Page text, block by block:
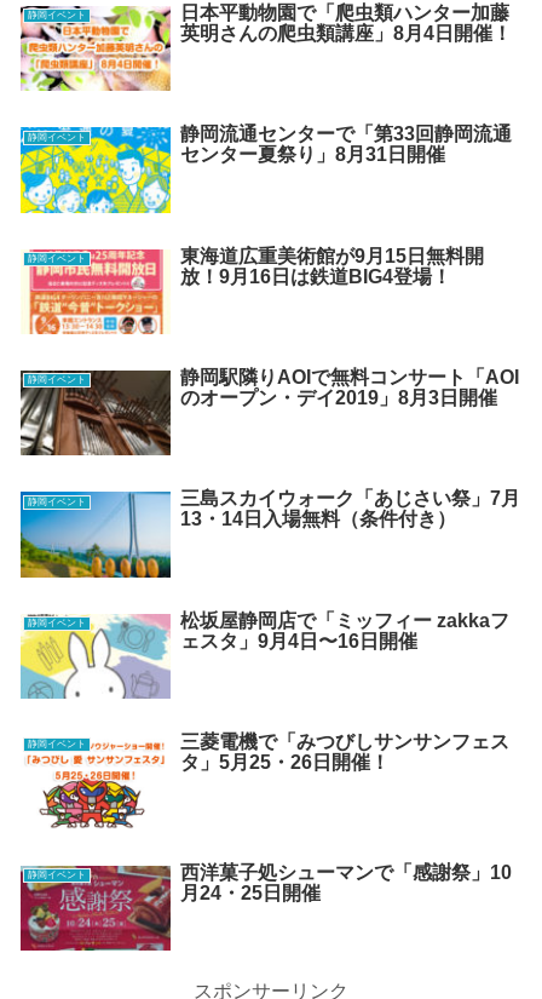
静岡イベント
日本平動物園で「爬虫類ハンター加藤
英明さんの爬虫類講座」8月4日開催！
静岡イベント
静岡流通センターで「第33回静岡流通
センター夏祭り」8月31日開催
静岡イベント
東海道広重美術館が9月15日無料開
放！9月16日は鉄道BIG4登場！
静岡イベント
静岡駅隣りAOIで無料コンサート「AOI
のオープン・デイ2019」8月3日開催
静岡イベント
三島スカイウォーク「あじさい祭」7月
13・14日入場無料（条件付き）
静岡イベント
松坂屋静岡店で「ミッフィー zakkaフ
ェスタ」9月4日〜16日開催
静岡イベント
三菱電機で「みつびしサンサンフェス
タ」5月25・26日開催！
静岡イベント
西洋菓子処シューマンで「感謝祭」10
月24・25日開催
スポンサーリンク